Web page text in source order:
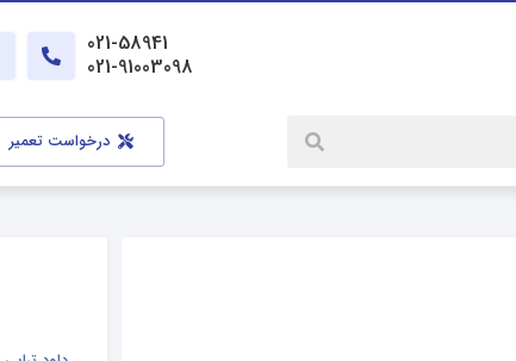
021-58941
021-91003098
درخواست تعمیر